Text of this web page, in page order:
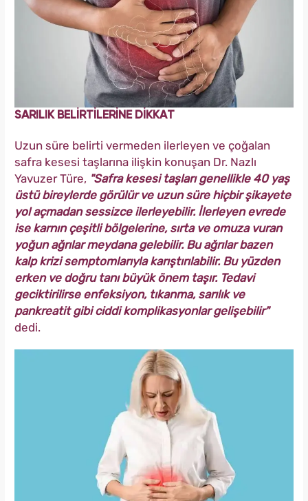
SARILIK BELİRTİLERİNE DİKKAT
Uzun süre belirti vermeden ilerleyen ve çoğalan
safra kesesi taşlarına ilişkin konuşan Dr. Nazlı
Yavuzer Türe, "Safra kesesi taşları genellikle 40 yaş
üstü bireylerde görülür ve uzun süre hiçbir şikayete
yol açmadan sessizce ilerleyebilir. İlerleyen evrede
ise karnın çeşitli bölgelerine, sırta ve omuza vuran
yoğun ağrılar meydana gelebilir. Bu ağrılar bazen
kalp krizi semptomlarıyla karıştırılabilir. Bu yüzden
erken ve doğru tanı büyük önem taşır. Tedavi
geciktirilirse enfeksiyon, tıkanma, sarılık ve
pankreatit gibi ciddi komplikasyonlar gelişebilir"
dedi.